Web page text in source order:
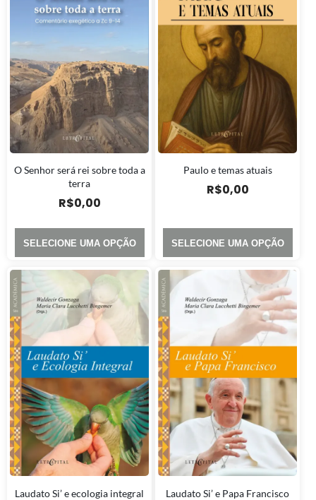
O Senhor será rei sobre toda a
terra
R$0,00
SELECIONE UMA OPÇÃO
Paulo e temas atuais
R$0,00
SELECIONE UMA OPÇÃO
Laudato Si’ e ecologia integral Laudato Si’ e Papa Francisco